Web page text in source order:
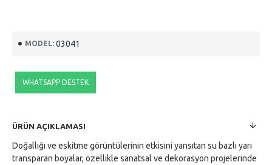
MODEL: 03041
WHATSAPP DESTEK
ÜRÜN AÇIKLAMASI
Doğallığı ve eskitme görüntülerinin etkisini yansıtan su bazlı yarı
transparan boyalar, özellikle sanatsal ve dekorasyon projelerinde